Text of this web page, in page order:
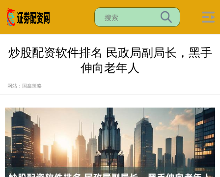
炒股配资软件排名 民政局副局长，黑手
伸向老年人
网站：国鑫策略